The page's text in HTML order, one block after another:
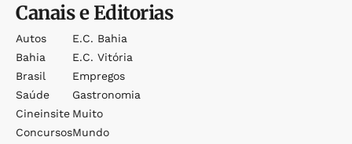
Canais e Editorias
Autos
Bahia
Brasil
Saúde
Cineinsite
Concursos
E.c. Bahia
E.c. Vitória
Empregos
Gastronomia
Muito
Mundo